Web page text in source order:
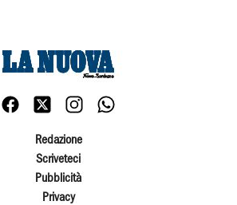
Redazione
Scriveteci
Pubblicità
Privacy